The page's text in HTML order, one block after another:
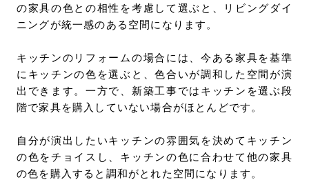
の家具の色との相性を考慮して選ぶと、リビングダイ
ニングが統一感のある空間になります。
キッチンのリフォームの場合には、今ある家具を基準
にキッチンの色を選ぶと、色合いが調和した空間が演
出できます。一方で、新築工事ではキッチンを選ぶ段
階で家具を購入していない場合がほとんどです。
自分が演出したいキッチンの雰囲気を決めてキッチン
の色をチョイスし、キッチンの色に合わせて他の家具
の色を購入すると調和がとれた空間になります。